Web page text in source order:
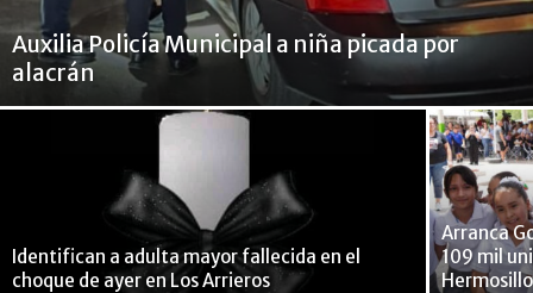
Auxilia Policía Municipal a niña picada por
alacrán
Identifican a adulta mayor fallecida en el
choque de ayer en Los Arrieros
Arranca
109 mil
Hermosillo